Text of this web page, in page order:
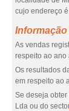
cujo endereço
As vendas
respeito ao ano
Os resultados
em respeito ao
Se deseja
Lda ou do